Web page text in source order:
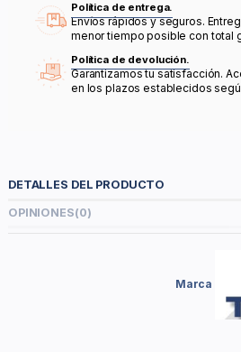
Política de entrega.
Envíos rápidos y seguros.
menor tiempo posible con total
Política de devolución.
Garantizamos tu satisfacción.
en los plazos establecidos
DETALLES DEL PRODUCTO
OPINIONES(0)
Marca